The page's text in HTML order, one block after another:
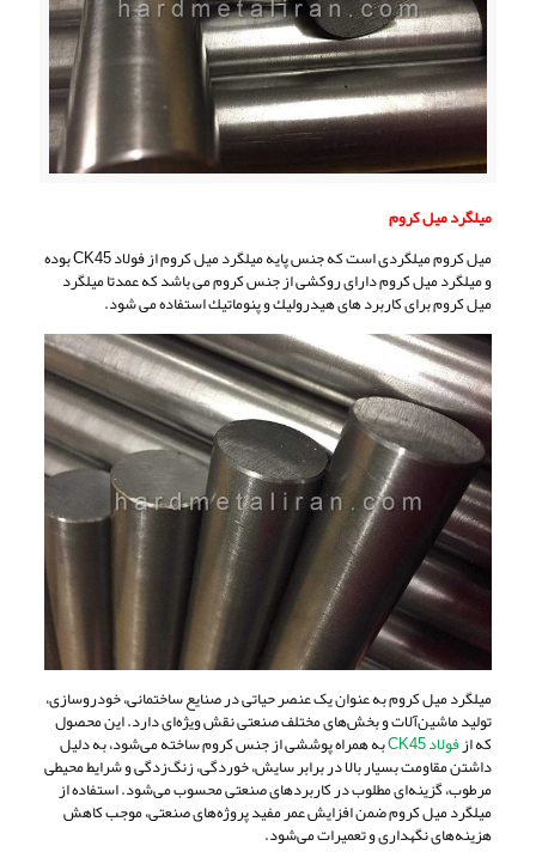
میلگرد ميل كروم
ميل كروم ميلگردی است كه جنس پايه میلگرد ميل كروم از فولاد CK45 بوده
و میلگرد ميل كروم دارای روكشی از جنس كروم می باشد كه عمدتا میلگرد
ميل كروم برای كاربرد های هيدروليك و پنوماتيك استفاده می شود.
میلگرد میل کروم به عنوان یک عنصر حیاتی در صنایع ساختمانی، خودروسازی،
تولید ماشین‌آلات و بخش‌های مختلف صنعتی نقش ویژه‌ای دارد. این محصول
که ازفولاد CK45 به همراه پوششی از جنس کروم ساخته می‌شود، به دلیل
داشتن مقاومت بسیار بالا در برابر سایش، خوردگی، زنگ‌زدگی و شرایط محیطی
مرطوب، گزینه‌ای مطلوب در کاربردهای صنعتی محسوب می‌شود. استفاده از
میلگرد میل کروم ضمن افزایش عمر مفید پروژه‌های صنعتی، موجب کاهش
هزینه‌های نگهداری و تعمیرات می‌شود.